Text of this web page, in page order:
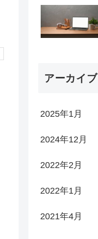
アーカイブ
2025年1月
2024年12月
2022年2月
2022年1月
2021年4月